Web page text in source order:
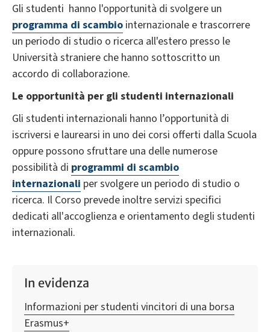
Gli studenti hanno l'opportunità di svolgere un
programma di scambio internazionale e trascorrere
un periodo di studio o ricerca all'estero presso le
Università straniere che hanno sottoscritto un
accordo di collaborazione.
Le opportunità per gli studenti internazionali
Gli studenti internazionali hanno l’opportunità di
iscriversi e laurearsi in uno dei corsi offerti dalla Scuola
oppure possono sfruttare una delle numerose
possibilità di programmi di scambio
internazionali per svolgere un periodo di studio o
ricerca. Il Corso prevede inoltre servizi specifici
dedicati all'accoglienza e orientamento degli studenti
internazionali.
In evidenza
Informazioni per studenti vincitori di una borsa
Erasmus+